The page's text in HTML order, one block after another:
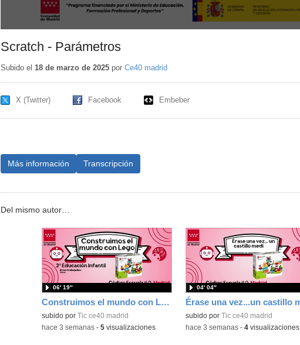
Scratch - Parámetros
Subido el 18 de marzo de 2025por Ce40 madrid
X (Twitter) Facebook Embeber
Más información Transcripción
Del mismo autor…
Construimos el mundo con Lego
subido por Tic ce40 madrid
06′ 19″
-hace 3 semanas- 5visualizaciones
subido por Tic ce40 madrid
04′ 04″
-hace 3 semanas- 4visualizaciones